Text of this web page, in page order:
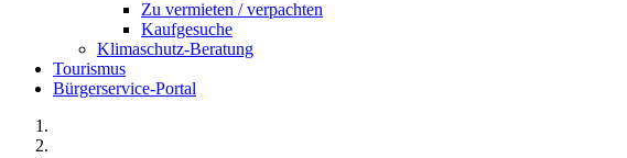
Zu vermieten / verpachten
Kaufgesuche
Klimaschutz-Beratung
Tourismus
Bürgerservice-Portal